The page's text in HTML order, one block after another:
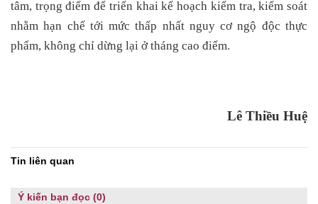
tâm, trọng điểm để triển khai kế hoạch kiểm tra, kiểm soát
nhằm hạn chế tới mức thấp nhất nguy cơ ngộ độc thực
phẩm, không chỉ dừng lại ở tháng cao điểm.
Lê Thiều Huệ
Tin liên quan
Ý kiến bạn đọc (0)